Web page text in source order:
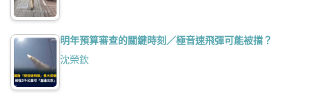
明年預算審查的關鍵時刻／極音速飛彈可能被擋？
沈榮欽